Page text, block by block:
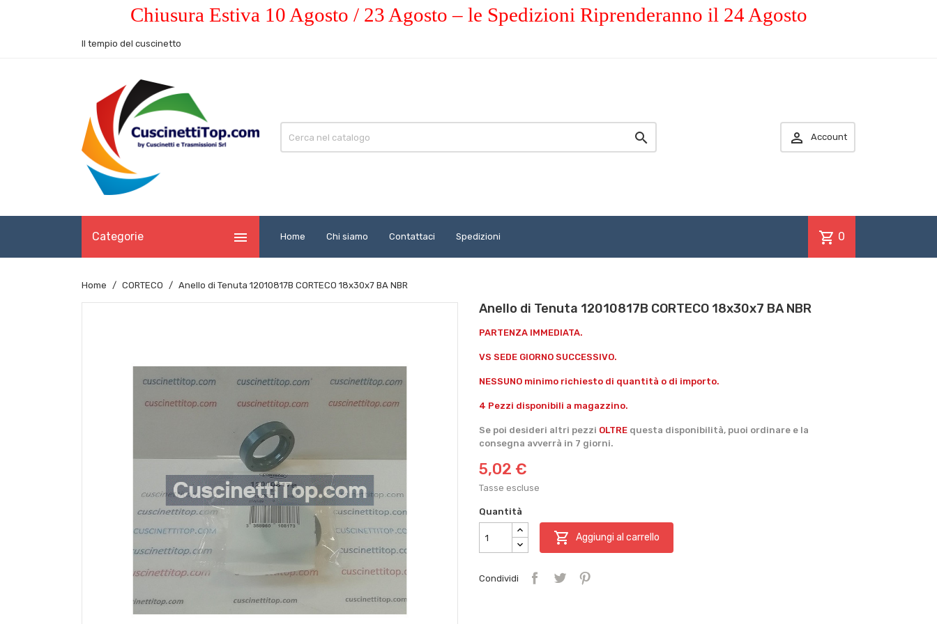
Chiusura Estiva 10 Agosto / 23 Agosto – le Spedizioni Riprenderanno il 24 Agosto
Il tempio del cuscinetto
  Account
Categorie  Home Chi siamo Contattaci Spedizioni shopping_cart 0
Home CORTECO Anello di Tenuta 12010817B CORTECO 18x30x7 BA NBR
Anello di Tenuta 12010817B CORTECO 18x30x7 BA NBR
PARTENZA IMMEDIATA.
VS SEDE GIORNO SUCCESSIVO.
NESSUNO minimo richiesto di quantità o di importo.
4 Pezzi disponibili a magazzino.
Se poi desideri altri pezzi OLTRE questa disponibilità, puoi ordinare e la
consegna avverrà in 7 giorni.
5,02 €
Tasse escluse
Quantità
 Aggiungi al carrello
Condividi